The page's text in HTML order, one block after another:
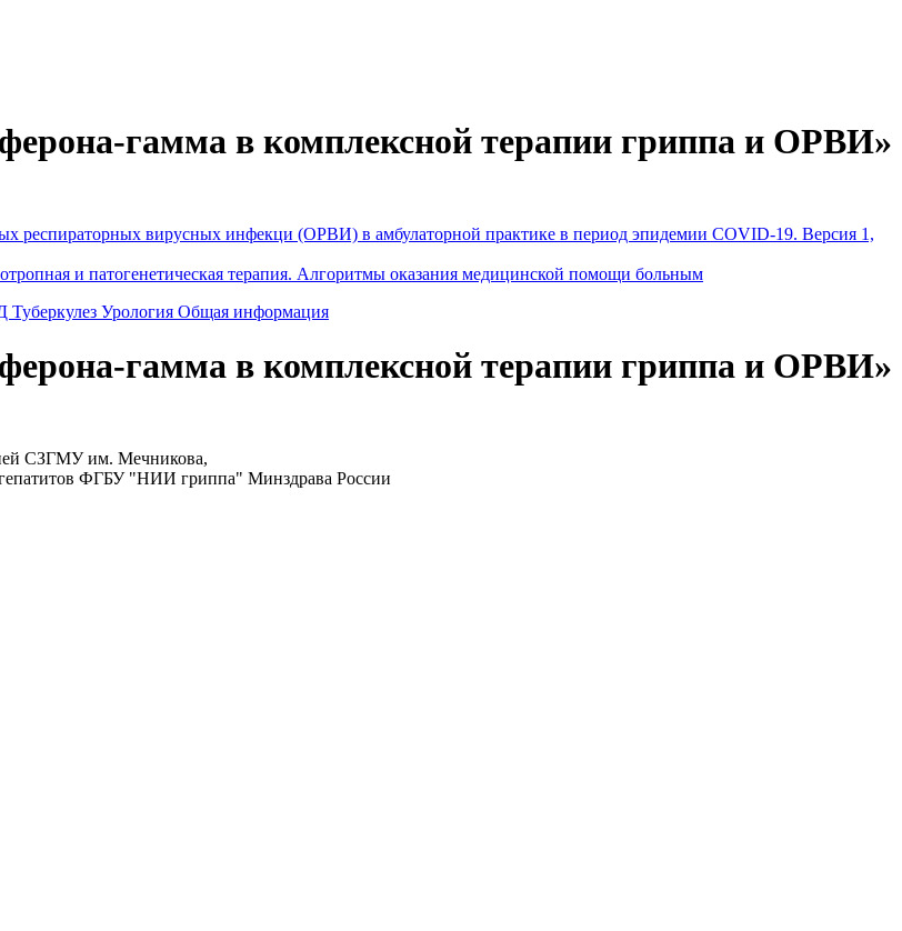
гамма в комплексной терапии гриппа и ОРВИ»
респираторных вирусных инфекци (ОРВИ) в амбулаторной практике в период эпидемии COVID-19. Версия 1,
и патогенетическая терапия. Алгоритмы оказания медицинской помощи больным
Туберкулез Урология Общая информация
гамма в комплексной терапии гриппа и ОРВИ»
СЗГМУ им. Мечникова,
гепатитов ФГБУ "НИИ гриппа" Минздрава России